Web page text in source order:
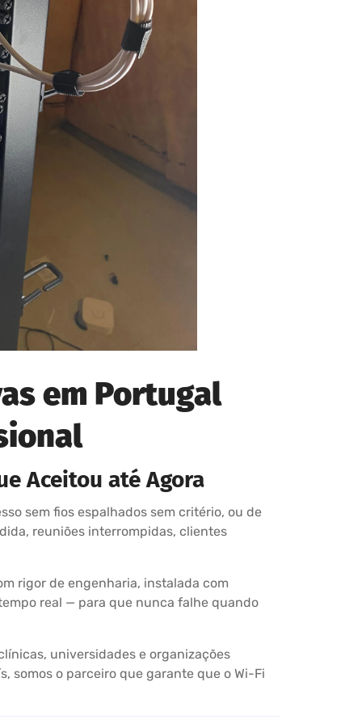
em Portugal
Aceitou até Agora
sem fios espalhados sem critério, ou de
reuniões interrompidas, clientes
rigor de engenharia, instalada com
real — para que nunca falhe quando
universidades e organizações
somos o parceiro que garante que o Wi-Fi